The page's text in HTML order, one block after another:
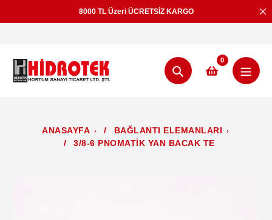
geç
8000 TL Üzeri ÜCRETSİZ KARGO 2-4
Aramak
0
ANASAYFA /
BAĞLANTI ELEMANLARI
/
3/8-6 PNOMATİK YAN BACAK TE